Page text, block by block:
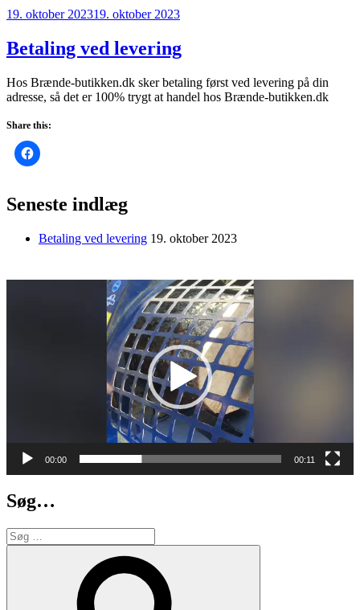
Udgivet
19. oktober 202319. oktober 2023
Betaling ved levering
Hos Brænde-butikken.dk sker betaling først ved levering på din
adresse, så det er 100% trygt at handel hos Brænde-butikken.dk
Share this:
Seneste indlæg
Betaling ved levering 19. oktober 2023
00:00 00:11
Søg…
Søg
efter: